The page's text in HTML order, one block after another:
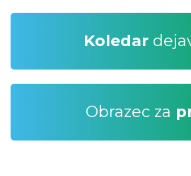
Koledar
Obrazec za